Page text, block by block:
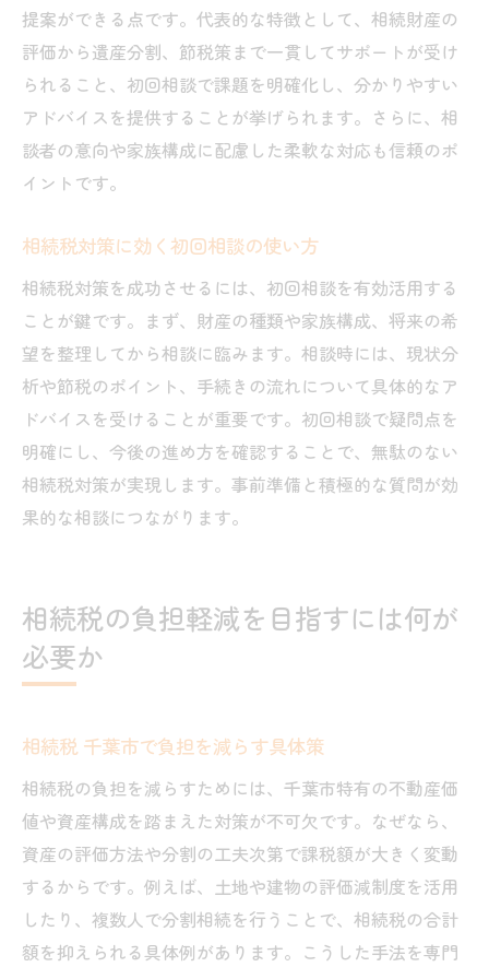
提案ができる点です。代表的な特徴として、相続財産の
評価から遺産分割、節税策まで一貫してサポートが受け
られること、初回相談で課題を明確化し、分かりやすい
アドバイスを提供することが挙げられます。さらに、相
談者の意向や家族構成に配慮した柔軟な対応も信頼のポ
イントです。
相続税対策に効く初回相談の使い方
相続税対策を成功させるには、初回相談を有効活用する
ことが鍵です。まず、財産の種類や家族構成、将来の希
望を整理してから相談に臨みます。相談時には、現状分
析や節税のポイント、手続きの流れについて具体的なア
ドバイスを受けることが重要です。初回相談で疑問点を
明確にし、今後の進め方を確認することで、無駄のない
相続税対策が実現します。事前準備と積極的な質問が効
果的な相談につながります。
相続税の負担軽減を目指すには何が
必要か
相続税 千葉市で負担を減らす具体策
相続税の負担を減らすためには、千葉市特有の不動産価
値や資産構成を踏まえた対策が不可欠です。なぜなら、
資産の評価方法や分割の工夫次第で課税額が大きく変動
するからです。例えば、土地や建物の評価減制度を活用
したり、複数人で分割相続を行うことで、相続税の合計
額を抑えられる具体例があります。こうした手法を専門